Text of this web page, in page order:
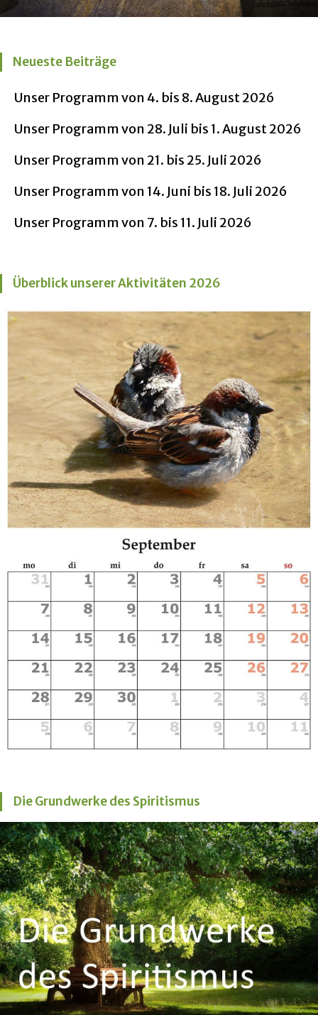
Neueste Beiträge
Unser Programm von 4. bis 8. August 2026
Unser Programm von 28. Juli bis 1. August 2026
Unser Programm von 21. bis 25. Juli 2026
Unser Programm von 14. Juni bis 18. Juli 2026
Unser Programm von 7. bis 11. Juli 2026
Überblick unserer Aktivitäten 2026
Die Grundwerke des Spiritismus